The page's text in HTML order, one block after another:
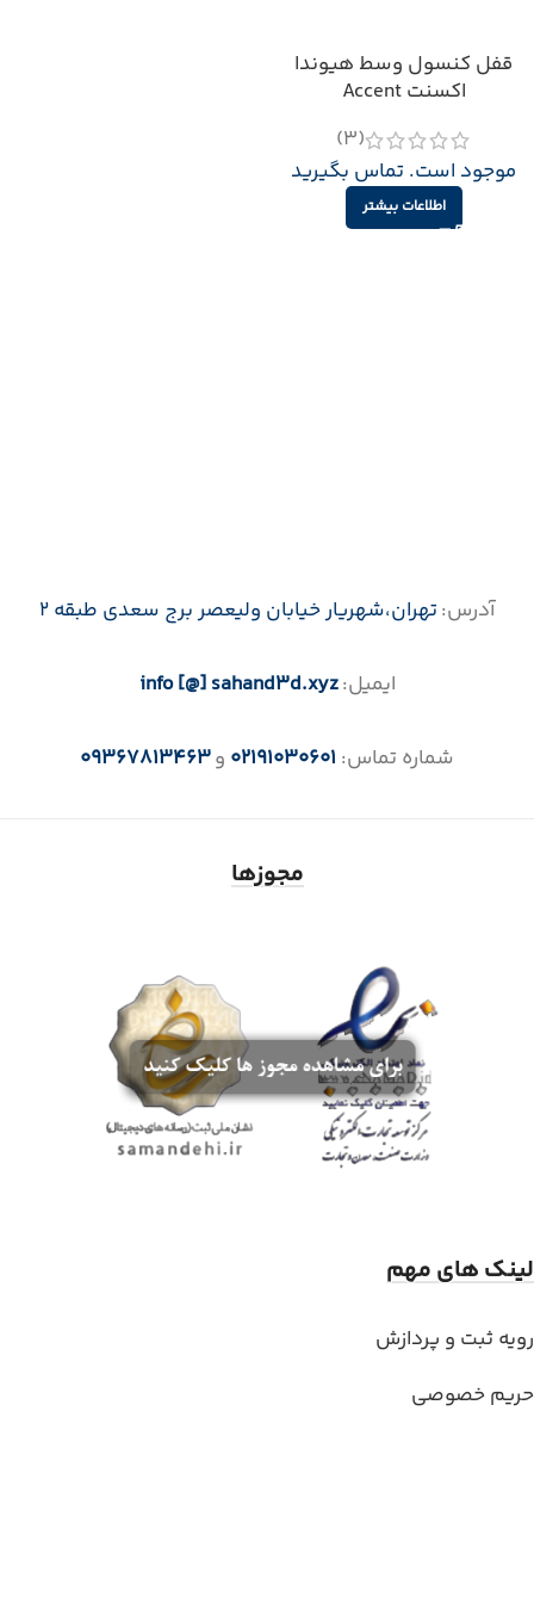
قفل کنسول وسط هیوندا
اکسنت Accent
(3)
موجود است. تماس بگیرید
اطلاعات بیشتر
آدرس:تهران،‌شهریار خیابان ولیعصر برج سعدی طبقه 2
ایمیل:info [@] sahand3d.xyz
شماره تماس: 02191030601 و09367813463
مجوزها
لینک های مهم
رویه ثبت و پردازش
حریم خصوصی